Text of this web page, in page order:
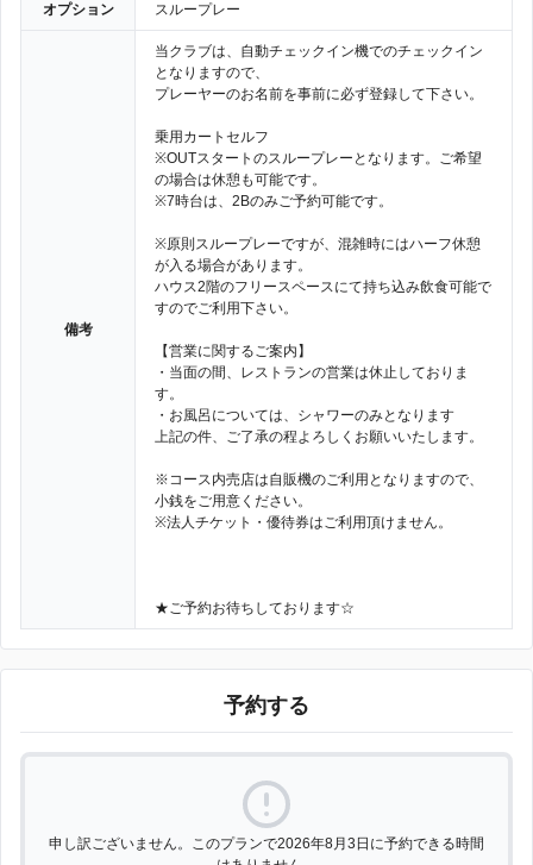
オプション スループレー
備考
当クラブは、自動チェックイン機でのチェックイン
となりますので、
プレーヤーのお名前を事前に必ず登録して下さい。
乗用カートセルフ
※OUTスタートのスループレーとなります。ご希望
の場合は休憩も可能です。
※7時台は、2Bのみご予約可能です。
※原則スループレーですが、混雑時にはハーフ休憩
が入る場合があります。
ハウス2階のフリースペースにて持ち込み飲食可能で
すのでご利用下さい。
【営業に関するご案内】
・当面の間、レストランの営業は休止しておりま
す。
・お風呂については、シャワーのみとなります
上記の件、ご了承の程よろしくお願いいたします。
※コース内売店は自販機のご利用となりますので、
小銭をご用意ください。
※法人チケット・優待券はご利用頂けません。
★ご予約お待ちしております☆
予約する
申し訳ございません。このプランで2026年8月3日に予約できる時間